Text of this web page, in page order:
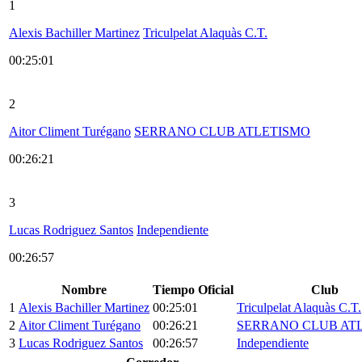
1
Alexis Bachiller Martinez Triculpelat Alaquàs C.T.
00:25:01
2
Aitor Climent Turégano SERRANO CLUB ATLETISMO
00:26:21
3
Lucas Rodriguez Santos Independiente
00:26:57
Nombre Tiempo Oficial
Club
1 Alexis Bachiller Martinez 00:25:01
Triculpelat Alaquàs C.T.
2 Aitor Climent Turégano 00:26:21
SERRANO CLUB
3 Lucas Rodriguez Santos 00:26:57
Independiente